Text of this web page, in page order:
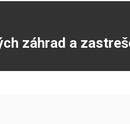
záhrad a